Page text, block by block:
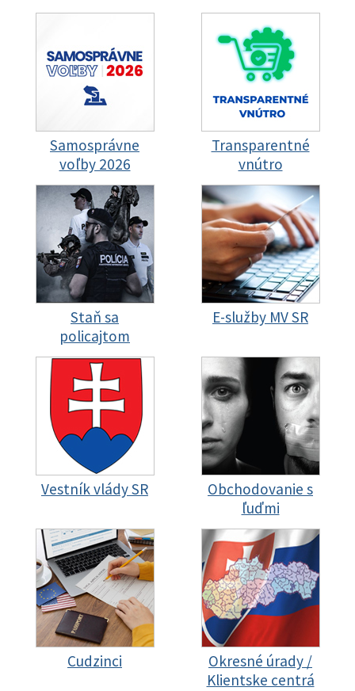
Samosprávne
voľby 2026
Transparentné
vnútro
Staň sa
policajtom
E-služby MV SR
Vestník vlády SR
Obchodovanie s
ľuďmi
Cudzinci
Okresné úrady /
Klientske centrá